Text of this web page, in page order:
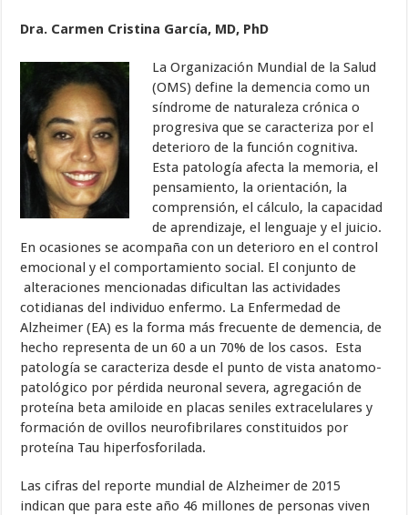
Dra. Carmen Cristina García, MD, PhD
La Organización Mundial de la Salud
(OMS) define la demencia como un
síndrome de naturaleza crónica o
progresiva que se caracteriza por el
deterioro de la función cognitiva.
Esta patología afecta la memoria, el
pensamiento, la orientación, la
comprensión, el cálculo, la capacidad
de aprendizaje, el lenguaje y el juicio.
En ocasiones se acompaña con un deterioro en el control
emocional y el comportamiento social. El conjunto de
alteraciones mencionadas dificultan las actividades
cotidianas del individuo enfermo. La Enfermedad de
Alzheimer (EA) es la forma más frecuente de demencia, de
hecho representa de un 60 a un 70% de los casos. Esta
patología se caracteriza desde el punto de vista anatomo-
patológico por pérdida neuronal severa, agregación de
proteína beta amiloide en placas seniles extracelulares y
formación de ovillos neurofibrilares constituidos por
proteína Tau hiperfosforilada.
Las cifras del reporte mundial de Alzheimer de 2015
indican que para este año 46 millones de personas viven